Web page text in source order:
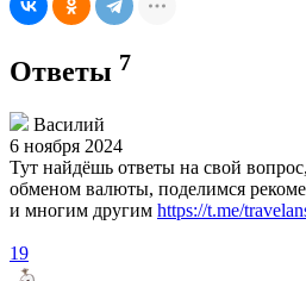
Ответы 7
Василий
6 ноября 2024
Тут найдёшь ответы на свой
обменом валюты, поделимся
и многим другим https://t.me/
19